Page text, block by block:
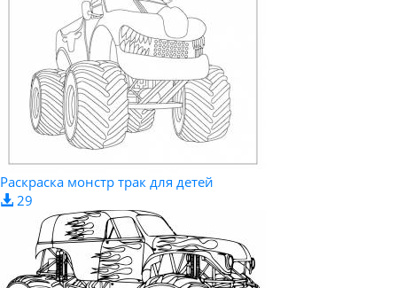
Раскраска монстр трак для детей
29